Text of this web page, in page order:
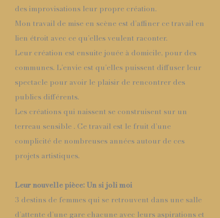
des improvisations leur propre création.
Mon travail de mise en scène est d’affiner ce travail en
lien étroit avec ce qu’elles veulent raconter.
Leur création est ensuite jouée à domicile, pour des
communes. L’envie est qu’elles puissent diffuser leur
spectacle pour avoir le plaisir de rencontrer des
publics différents.
Les créations qui naissent se construisent sur un
terreau sensible . Ce travail est le fruit d’une
complicité de nombreuses années autour de ces
projets artistiques.
Leur nouvelle pièce: Un si joli moi
3 destins de femmes qui se retrouvent dans une salle
d’attente d’une gare chacune avec leurs aspirations et